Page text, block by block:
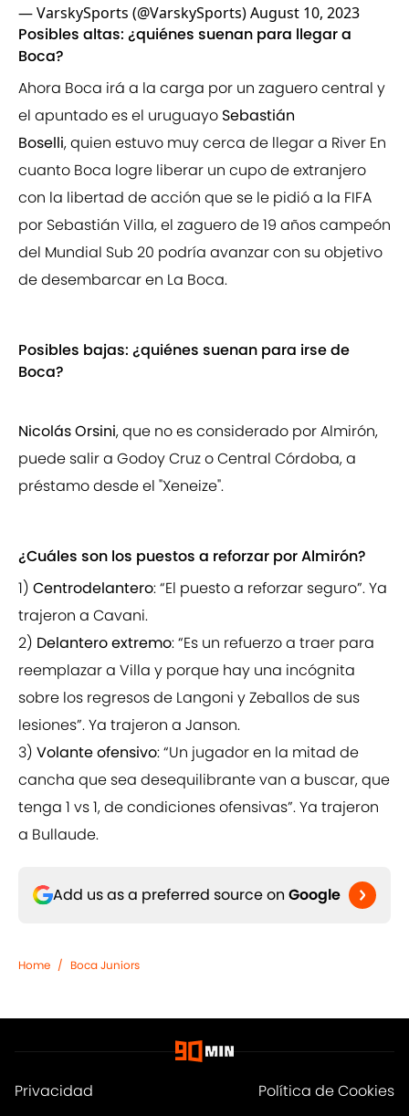
— VarskySports (@VarskySports)August 10, 2023
Posibles altas: ¿quiénes suenan para llegar a
Boca?
Ahora Boca irá a la carga por un zaguero central y
el apuntado es el uruguayo Sebastián
Boselli, quien estuvo muy cerca de llegar a River En
cuanto Boca logre liberar un cupo de extranjero
con la libertad de acción que se le pidió a la FIFA
por Sebastián Villa, el zaguero de 19 años campeón
del Mundial Sub 20 podría avanzar con su objetivo
de desembarcar en La Boca.
Posibles bajas: ¿quiénes suenan para irse de
Boca?
Nicolás Orsini, que no es considerado por Almirón,
puede salir a Godoy Cruz o Central Córdoba, a
préstamo desde el "Xeneize".
¿Cuáles son los puestos a reforzar por Almirón?
1) Centrodelantero: “El puesto a reforzar seguro”. Ya
trajeron a Cavani.
2) Delantero extremo: “Es un refuerzo a traer para
reemplazar a Villa y porque hay una incógnita
sobre los regresos de Langoni y Zeballos de sus
lesiones”. Ya trajeron a Janson.
3) Volante ofensivo: “Un jugador en la mitad de
cancha que sea desequilibrante van a buscar, que
tenga 1 vs 1, de condiciones ofensivas”. Ya trajeron
a Bullaude.
Add us as a preferred source on Google
Home / Boca Juniors
Privacidad
Política de Cookies